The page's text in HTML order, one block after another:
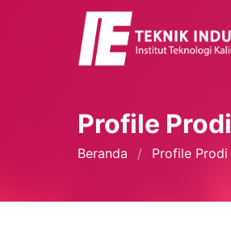
Profile Prodi
Beranda Profile Prodi